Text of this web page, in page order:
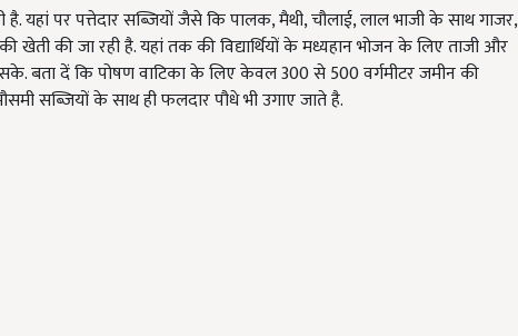
है. यहां पर पत्तेदार सब्जियों जैसे कि पालक, मैथी, चौलाई, लाल भाजी के साथ गाजर,
खेती की जा रही है. यहां तक की विद्यार्थियों के मध्यहान भोजन के लिए ताजी और
सके. बता दें कि पोषण वाटिका के लिए केवल 300 से 500 वर्गमीटर जमीन की
सब्जियों के साथ ही फलदार पौधे भी उगाए जाते है.